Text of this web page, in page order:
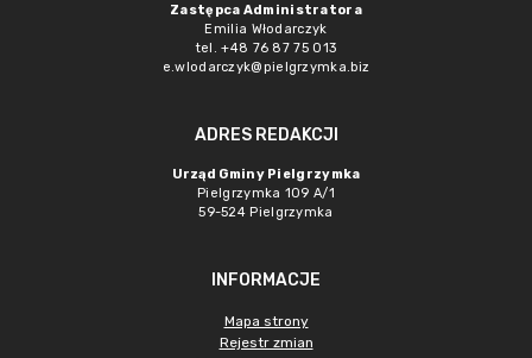
Zastępca Administratora
Emilia Włodarczyk
tel. +48 76 87 75 013
e.wlodarczyk@pielgrzymka.biz
ADRES REDAKCJI
Urząd Gminy Pielgrzymka
Pielgrzymka 109 A/1
59-524 Pielgrzymka
INFORMACJE
Mapa strony
Rejestr zmian